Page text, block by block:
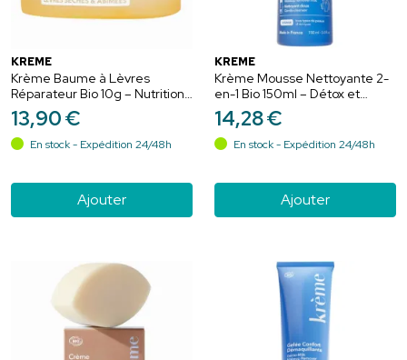
KRÈME
Krème Baume à Lèvres
Réparateur Bio 10g – Nutrition
et protection
13,90€
En stock - Expédition 24/48h
Ajouter
KRÈME
Krème Mousse Nettoyante 2-
en-1 Bio 150ml – Détox et
douceur
14,28€
En stock - Expédition 24/48h
Ajouter